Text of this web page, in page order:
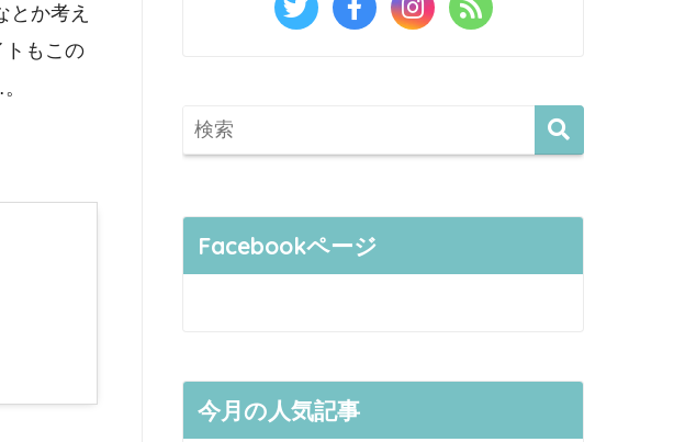
とか考え
もこの
Facebookページ
今月の人気記事